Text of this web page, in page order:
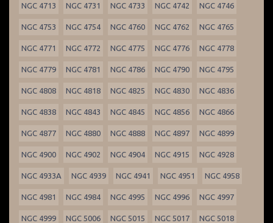
NGC 4713 NGC 4731 NGC 4733 NGC 4742 NGC 4746
NGC 4753 NGC 4754 NGC 4760 NGC 4762 NGC 4765
NGC 4771 NGC 4772 NGC 4775 NGC 4776 NGC 4778
NGC 4779 NGC 4781 NGC 4786 NGC 4790 NGC 4795
NGC 4808 NGC 4818 NGC 4825 NGC 4830 NGC 4836
NGC 4838 NGC 4843 NGC 4845 NGC 4856 NGC 4866
NGC 4877 NGC 4880 NGC 4888 NGC 4897 NGC 4899
NGC 4900 NGC 4902 NGC 4904 NGC 4915 NGC 4928
NGC 4933A NGC 4939 NGC 4941 NGC 4951 NGC 4958
NGC 4981 NGC 4984 NGC 4995 NGC 4996 NGC 4997
NGC 4999 NGC 5006 NGC 5015 NGC 5017 NGC 5018